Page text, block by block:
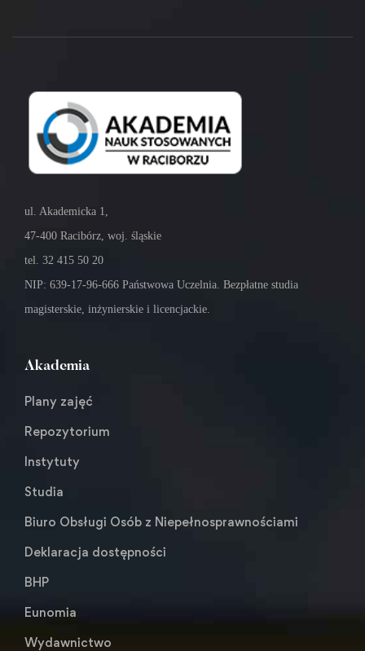
ul. Akademicka 1,
47-400 Racibórz, woj. śląskie
tel. 32 415 50 20
NIP: 639-17-96-666 Państwowa Uczelnia. Bezpłatne studia
magisterskie, inżynierskie i licencjackie.
Akademia
Plany zajęć
Repozytorium
Instytuty
Studia
Biuro Obsługi Osób z Niepełnosprawnościami
Deklaracja dostępności
BHP
Eunomia
Wydawnictwo